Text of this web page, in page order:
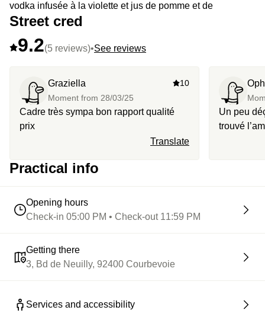
vodka infusée à la violette et jus de pomme et de
cranberry.
⭐️ Le highlight :
les choix de tapas bien pensés avec les
🔥 Et en extra,coupe de champagne et/ou dîner en deux
ou trois étapes, toujours avec cette vue spectaculaire.
Street cred
9.2(5 reviews)•See reviews
Graziella
Moment from 28/03/25
10
Cadre très sympa bon rapport qualité
prix
Translate
Un peu
trouvé
Practical info
Opening hours
Check-in 05:00 PM • Check-out 11:59 PM
Getting there
3, Bd de Neuilly, 92400 Courbevoie
Services and accessibility